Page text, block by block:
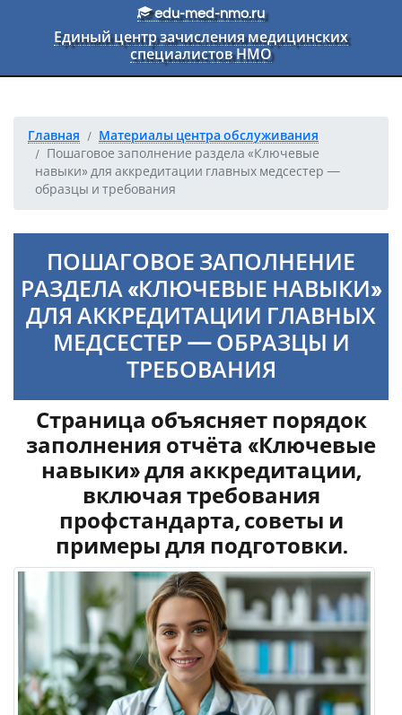
Перейти к основному текстуedu-med-nmo.ru
Единый центр зачисления медицинских
специалистов НМО
Главная
Материалы центра обслуживания
Пошаговое заполнение раздела «Ключевые
навыки» для аккредитации главных медсестер —
образцы и требования
ПОШАГОВОЕ ЗАПОЛНЕНИЕ
РАЗДЕЛА «КЛЮЧЕВЫЕ НАВЫКИ»
ДЛЯ АККРЕДИТАЦИИ ГЛАВНЫХ
МЕДСЕСТЕР — ОБРАЗЦЫ И
ТРЕБОВАНИЯ
Страница объясняет порядок
заполнения отчёта «Ключевые
навыки» для аккредитации,
включая требования
профстандарта, советы и
примеры для подготовки.